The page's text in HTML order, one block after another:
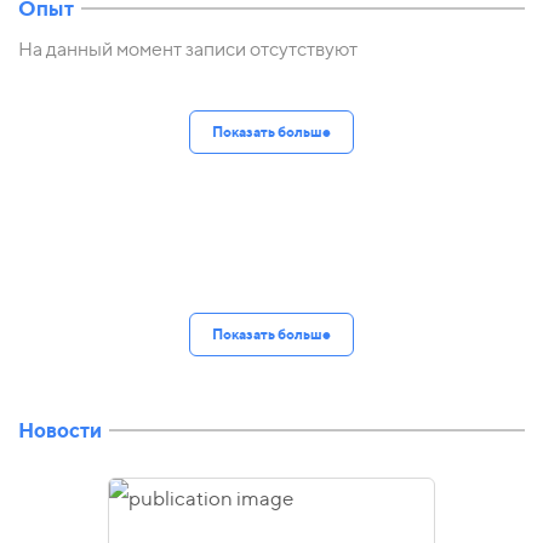
Опыт
На данный момент записи отсутствуют
Показать больше
Показать больше
Новости